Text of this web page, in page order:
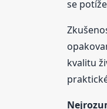
se
kvalitu